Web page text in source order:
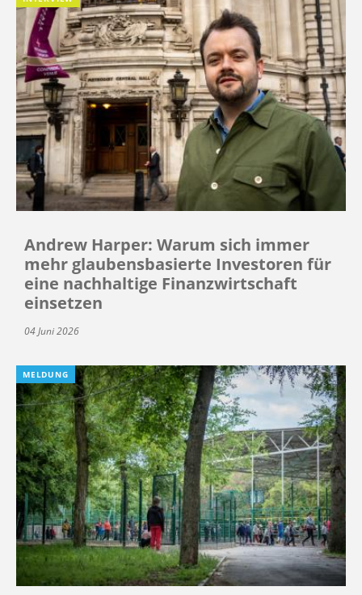
Andrew Harper: Warum sich immer
mehr glaubensbasierte Investoren für
eine nachhaltige Finanzwirtschaft
einsetzen
04 Juni 2026
MELDUNG